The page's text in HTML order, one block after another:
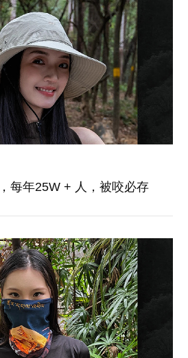
每年25W + 人，被咬必存